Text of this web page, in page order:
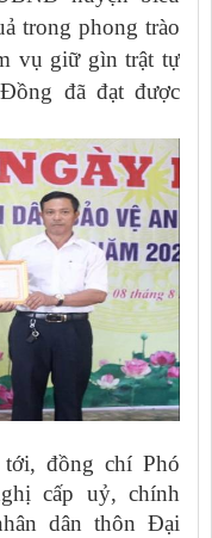
trong phong trào
vụ giữ gìn trật tự
đã đạt được
đồng chí Phó
cấp uỷ, chính
dân thôn Đại